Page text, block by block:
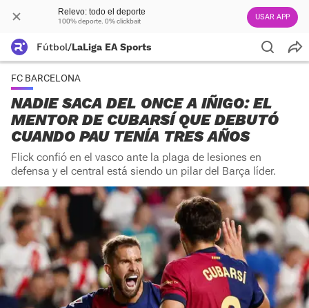
Relevo: todo el deporte
100% deporte. 0% clickbait USAR APP
Fútbol/LaLiga EA Sports
FC BARCELONA
NADIE SACA DEL ONCE A IÑIGO: EL
MENTOR DE CUBARSÍ QUE DEBUTÓ
CUANDO PAU TENÍA TRES AÑOS
Flick confió en el vasco ante la plaga de lesiones en
defensa y el central está siendo un pilar del Barça líder.